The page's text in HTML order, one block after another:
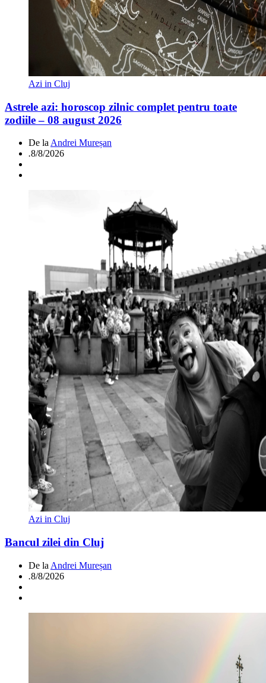
Azi in Cluj
Astrele azi: horoscop zilnic complet pentru toate
zodiile – 08 august 2026
De la Andrei Mureșan
.8/8/2026
Azi in Cluj
Bancul zilei din Cluj
De la Andrei Mureșan
.8/8/2026